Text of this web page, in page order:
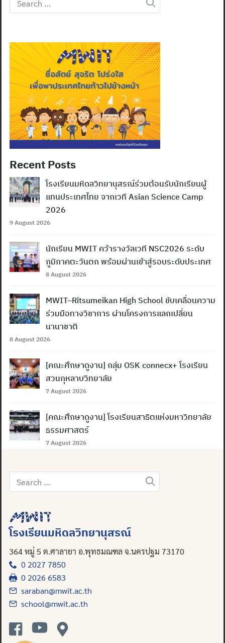
Search
for:
for:
Recent Posts
โรงเรียนมหิดลวิทยานุสรณ์ร่วมต้อนรับนักเรียนผู้
แทนประเทศไทย จากเวที Asian Science Camp
2026
9 August 2026
นักเรียน MWIT คว้ารางวัลเวที NSC2026 ระดับ
ภูมิภาคตะวันตก พร้อมผ่านเข้าสู่รอบระดับประเทศ
8 August 2026
MWIT–Ritsumeikan High School ขับเคลื่อนความ
ร่วมมือทางวิชาการ ผ่านโครงการแลกเปลี่ยน
นานาชาติ
8 August 2026
[คณะศึกษาดูงาน] กลุ่ม OSK connecx+ โรงเรียน
สวนกุหลาบวิทยาลัย
7 August 2026
[คณะศึกษาดูงาน] โรงเรียนสาธิตแห่งมหาวิทยาลัย
ธรรมศาสตร์
7 August 2026
Search
for:
โรงเรียนมหิดลวิทยานุสรณ์
364 หมู่ 5 ต.ศาลายา อ.พุทธมณฑล จ.นครปฐม 73170
0 2027 7850
0 2026 6583
saraban@mwit.ac.th
school@mwit.ac.th